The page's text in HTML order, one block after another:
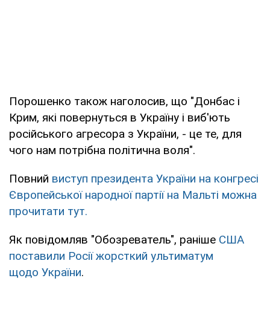
Порошенко також наголосив, що "Донбас і
Крим, які повернуться в Україну і виб'ють
російського агресора з України, - це те, для
чого нам потрібна політична воля".
Повний виступ президента України на конгресі
Європейської народної партії на Мальті можна
прочитати тут.
Як повідомляв "Обозреватель", раніше США
поставили Росії жорсткий ультиматум
щодо України.